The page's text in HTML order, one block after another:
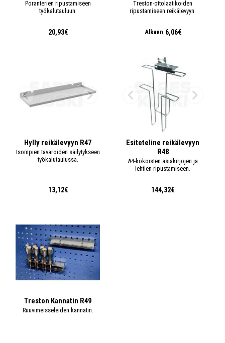
Poranterien ripustamiseen
työkalutauluun.
20,93€
Treston-ottolaatikoiden
ripustamiseen reikälevyyn.
Alkaen 6,06€
Hylly reikälevyyn R47
Isompien tavaroiden säilytykseen
työkalutaulussa.
13,12€
Esiteteline reikälevyyn
R48
A4-kokoisten asiakirjojen ja
lehtien ripustamiseen.
144,32€
Treston Kannatin R49
Ruuvimeisseleiden kannatin.